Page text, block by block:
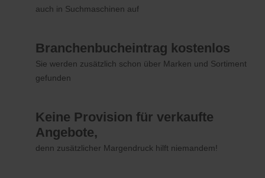
auch in Suchmaschinen auf
Branchenbucheintrag kostenlos
Sie werden zusätzlich schon über Marken und Sortiment
gefunden
Keine Provision für verkaufte
Angebote,
denn zusätzlicher Margendruck hilft niemandem!